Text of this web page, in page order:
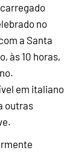
no
a Santa
às 10 horas,
em italiano
outras